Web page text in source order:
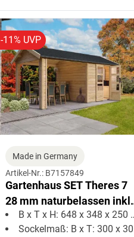
-11% UVP
Made in Germany
Artikel-Nr.: B7157849
Gartenhaus SET Theres 7
28 mm naturbelassen inkl.
2,6 m Dachausbauelement
B x T x H: 648 x 348 x 250 cm
Sockelmaß: B x T: 300 x 300 cm